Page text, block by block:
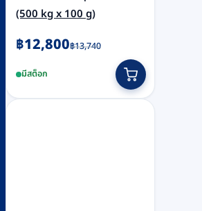
(500 kg x 100 g)
฿13,740
Original
was:
฿13,740.
฿12,800
Current
is:
฿12,800.
มีสต็อก